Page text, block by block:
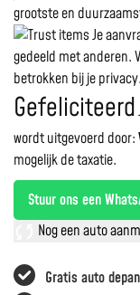
Gratis auto
grootste en
Je
gedeeld met anderen.
betrokken bij je privacy.
Gefeliciteerd
wordt uitgevoerd door:
mogelijk de taxatie.
Stuur ons een
Nog een auto